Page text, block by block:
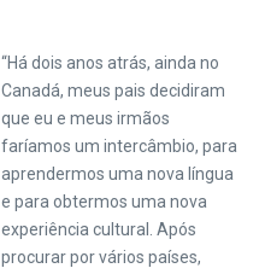
“Há dois anos atrás, ainda no
Canadá, meus pais decidiram
que eu e meus irmãos
faríamos um intercâmbio, para
aprendermos uma nova língua
e para obtermos uma nova
experiência cultural. Após
procurar por vários países,